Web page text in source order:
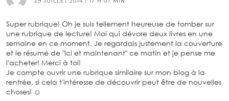
Super rubrique! Oh je suis tellement heureuse de tomber sur
une rubrique de lecture! Moi qui dévore deux livres en une
semaine en ce moment. Je regardais justement la couverture
et le résumé de "Ici et maintenant" ce matin et je pense me
l'acheter! Merci à toi!
Je compte ouvrir une rubrique similaire sur mon blog à la
rentrée, si cela t'intéresse de découvrir peut être de nouvelles
choses! ☺